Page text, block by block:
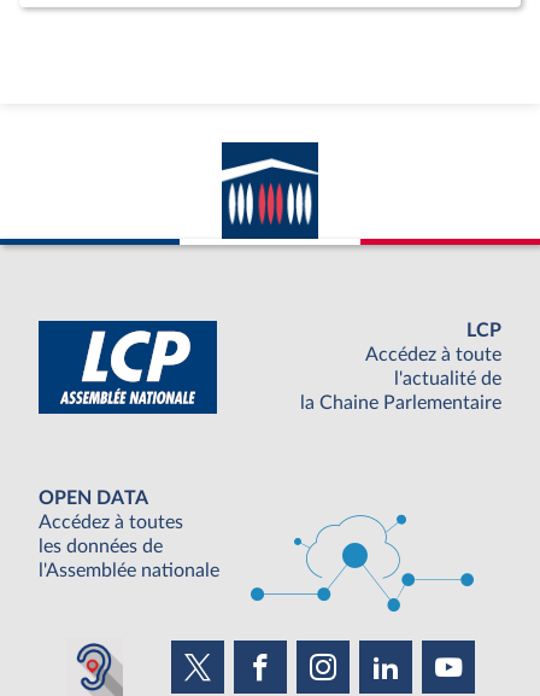
LCP
Accédez à toute
l'actualité de
la Chaine Parlementaire
OPEN DATA
Accédez à toutes
les données de
l'Assemblée nationale